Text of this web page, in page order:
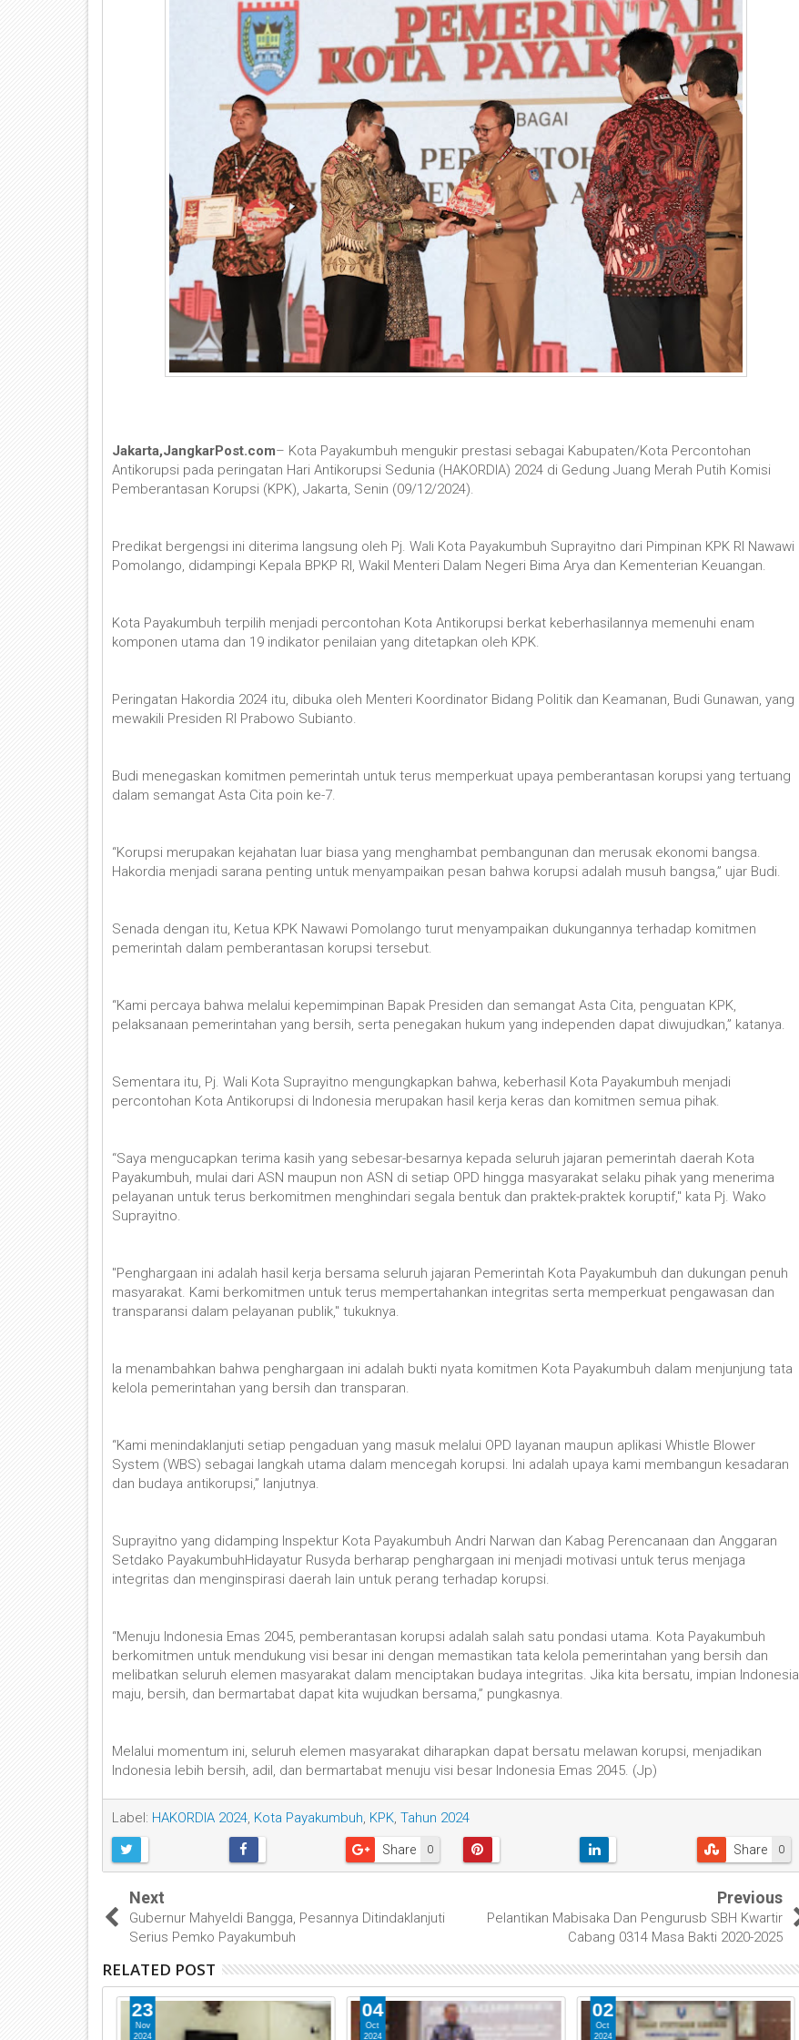
Jakarta,JangkarPost.com– Kota Payakumbuh mengukir prestasi sebagai Kabupaten/Kota Percontohan
Antikorupsi pada peringatan Hari Antikorupsi Sedunia (HAKORDIA) 2024 di Gedung Juang Merah Putih Komisi
Pemberantasan Korupsi (KPK), Jakarta, Senin (09/12/2024).
Predikat bergengsi ini diterima langsung oleh Pj. Wali Kota Payakumbuh Suprayitno dari Pimpinan KPK RI Nawawi
Pomolango, didampingi Kepala BPKP RI, Wakil Menteri Dalam Negeri Bima Arya dan Kementerian Keuangan.
Kota Payakumbuh terpilih menjadi percontohan Kota Antikorupsi berkat keberhasilannya memenuhi enam
komponen utama dan 19 indikator penilaian yang ditetapkan oleh KPK.
Peringatan Hakordia 2024 itu, dibuka oleh Menteri Koordinator Bidang Politik dan Keamanan, Budi Gunawan, yang
mewakili Presiden RI Prabowo Subianto.
Budi menegaskan komitmen pemerintah untuk terus memperkuat upaya pemberantasan korupsi yang tertuang
dalam semangat Asta Cita poin ke-7.
“Korupsi merupakan kejahatan luar biasa yang menghambat pembangunan dan merusak ekonomi bangsa.
Hakordia menjadi sarana penting untuk menyampaikan pesan bahwa korupsi adalah musuh bangsa,” ujar Budi.
Senada dengan itu, Ketua KPK Nawawi Pomolango turut menyampaikan dukungannya terhadap komitmen
pemerintah dalam pemberantasan korupsi tersebut.
“Kami percaya bahwa melalui kepemimpinan Bapak Presiden dan semangat Asta Cita, penguatan KPK,
pelaksanaan pemerintahan yang bersih, serta penegakan hukum yang independen dapat diwujudkan,” katanya.
Sementara itu, Pj. Wali Kota Suprayitno mengungkapkan bahwa, keberhasil Kota Payakumbuh menjadi
percontohan Kota Antikorupsi di Indonesia merupakan hasil kerja keras dan komitmen semua pihak.
“Saya mengucapkan terima kasih yang sebesar-besarnya kepada seluruh jajaran pemerintah daerah Kota
Payakumbuh, mulai dari ASN maupun non ASN di setiap OPD hingga masyarakat selaku pihak yang menerima
pelayanan untuk terus berkomitmen menghindari segala bentuk dan praktek-praktek koruptif," kata Pj. Wako
Suprayitno.
"Penghargaan ini adalah hasil kerja bersama seluruh jajaran Pemerintah Kota Payakumbuh dan dukungan penuh
masyarakat. Kami berkomitmen untuk terus mempertahankan integritas serta memperkuat pengawasan dan
transparansi dalam pelayanan publik," tukuknya.
Ia menambahkan bahwa penghargaan ini adalah bukti nyata komitmen Kota Payakumbuh dalam menjunjung tata
kelola pemerintahan yang bersih dan transparan.
“Kami menindaklanjuti setiap pengaduan yang masuk melalui OPD layanan maupun aplikasi Whistle Blower
System (WBS) sebagai langkah utama dalam mencegah korupsi. Ini adalah upaya kami membangun kesadaran
dan budaya antikorupsi,” lanjutnya.
Suprayitno yang didamping Inspektur Kota Payakumbuh Andri Narwan dan Kabag Perencanaan dan Anggaran
Setdako PayakumbuhHidayatur Rusyda berharap penghargaan ini menjadi motivasi untuk terus menjaga
integritas dan menginspirasi daerah lain untuk perang terhadap korupsi.
“Menuju Indonesia Emas 2045, pemberantasan korupsi adalah salah satu pondasi utama. Kota Payakumbuh
berkomitmen untuk mendukung visi besar ini dengan memastikan tata kelola pemerintahan yang bersih dan
melibatkan seluruh elemen masyarakat dalam menciptakan budaya integritas. Jika kita bersatu, impian Indonesia
maju, bersih, dan bermartabat dapat kita wujudkan bersama,” pungkasnya.
Melalui momentum ini, seluruh elemen masyarakat diharapkan dapat bersatu melawan korupsi, menjadikan
Indonesia lebih bersih, adil, dan bermartabat menuju visi besar Indonesia Emas 2045. (Jp)
Label: HAKORDIA 2024, Kota Payakumbuh, KPK, Tahun 2024
0
Share 0
Share
Next
Gubernur Mahyeldi Bangga, Pesannya Ditindaklanjuti
Serius Pemko Payakumbuh
Previous
Pelantikan Mabisaka Dan Pengurusb SBH Kwartir
Cabang 0314 Masa Bakti 2020-2025
RELATED POST
23
Nov
2024
04
Oct
2024
02
Oct
2024